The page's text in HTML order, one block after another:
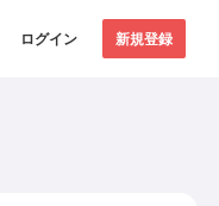
ログイン 新規登録